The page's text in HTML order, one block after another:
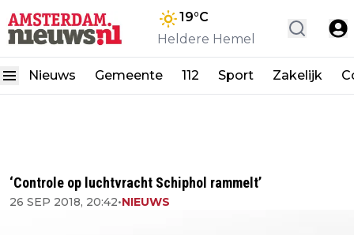
19°C
Heldere Hemel
Nieuws Gemeente 112 Sport Zakelijk
‘Controle op luchtvracht Schiphol rammelt’
26 SEP 2018, 20:42•NIEUWS